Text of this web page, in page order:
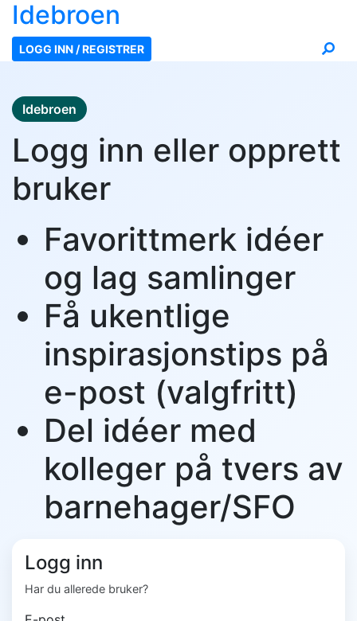
Idebroen
LOGG INN / REGISTRER
Idebroen
Logg inn eller opprett
bruker
Favorittmerk idéer
og lag samlinger
Få ukentlige
inspirasjonstips på
e-post (valgfritt)
Del idéer med
kolleger på tvers av
barnehager/SFO
Logg inn
Har du allerede bruker?